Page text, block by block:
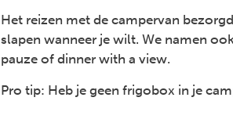
Het reizen met de campervan
slapen wanneer je wilt. We namen
pauze of dinner with a view.
Pro tip: Heb je geen frigobox in je